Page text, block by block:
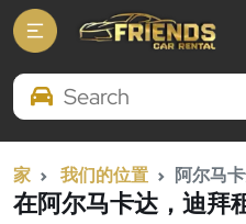
Search Brands
家 我们的位置 阿尔马
在阿尔马卡达，迪拜